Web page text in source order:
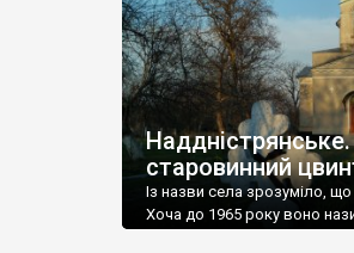
старовинний
Із назви села зрозуміло,
Хоча до 1965 року воно